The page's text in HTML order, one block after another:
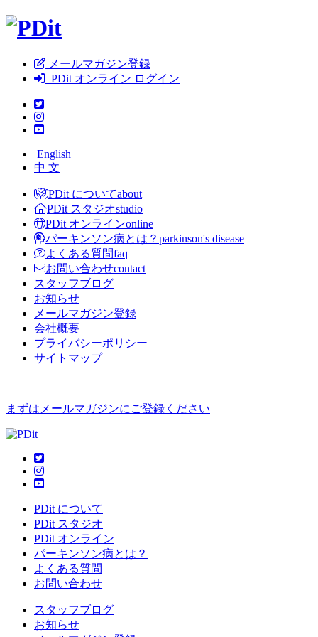
メールマガジン登録
PDit オンライン ログイン
English
中 文
PDit についてabout
PDit スタジオstudio
PDit オンラインonline
パーキンソン病とは？ parkinson's disease
よくある質問faq
お問い合わせcontact
スタッフブログ
お知らせ
メールマガジン登録
会社概要
プライバシーポリシー
サイトマップ
まずはメールマガジンにご登録ください
PDit について
PDit スタジオ
PDit オンライン
パーキンソン病とは？
よくある質問
お問い合わせ
スタッフブログ
お知らせ